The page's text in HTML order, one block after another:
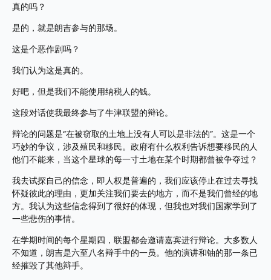
真的吗？
是的，就是朗吉参与的那场。
这是个恶作剧吗？
我们认为这是真的。
好吧，但是我们不能使用纳税人的钱。
这段对话使我最终参与了牛津联盟的辩论。
辩论的问题是“在被窃取的土地上没有人可以是非法的”。这是一个
巧妙的争议，涉及殖民和移民。政府有什么权利告诉想要移民的人
他们不能来，当这个星球的每一寸土地在某个时期都曾被争夺过？
我去试探自己的信念，即人权是普遍的，我们应该停止在过去寻找
怀疑彼此的理由，更加关注我们要去的地方，而不是我们曾经的地
方。我认为这些信念得到了很好的体现，但我也对我们国家学到了
一些悲伤的事情。
在学期时间的每个星期四，联盟都会邀请嘉宾进行辩论。大多数人
不知道，朗吉是六至八名辩手中的一员。他的演讲和铀的那一条已
经摧毁了其他辩手。